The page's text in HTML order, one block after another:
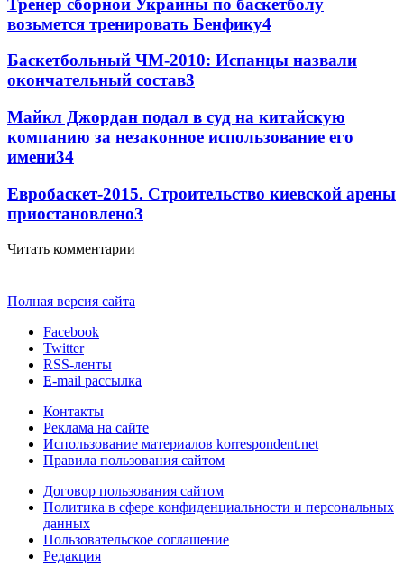
возьмется тренировать Бенфику4
Баскетбольный ЧМ-2010: Испанцы назвали
окончательный состав3
Майкл Джордан подал в суд на китайскую
компанию за незаконное использование его
имени34
Евробаскет-2015. Строительство киевской арены
приостановлено3
Читать комментарии
Полная версия сайта
Facebook
Twitter
RSS-ленты
E-mail рассылка
Контакты
Реклама на сайте
Использование материалов korrespondent.net
Правила пользования сайтом
Договор пользования сайтом
Политика в сфере конфиденциальности и персональных
данных
Пользовательское соглашение
Редакция